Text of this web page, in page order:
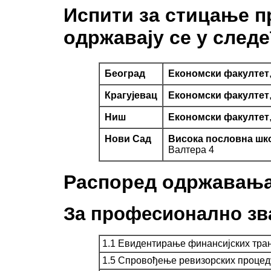
Испити за стицање
одржавају се у
Београд Економски факултет
Крагујевац Економски факултет
Ниш Економски факултет
Нови Сад
Висока пословна
Валтера 4
Распоред
За професионално
1.1 Евидентирање финансијских
1.5 Спровођење ревизорских